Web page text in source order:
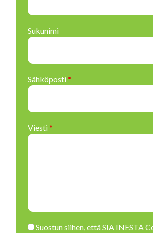
Sukunimi
Sähköposti*
Viesti*
Please leave this field empty.
Suostun siihen, että SIA INESTA